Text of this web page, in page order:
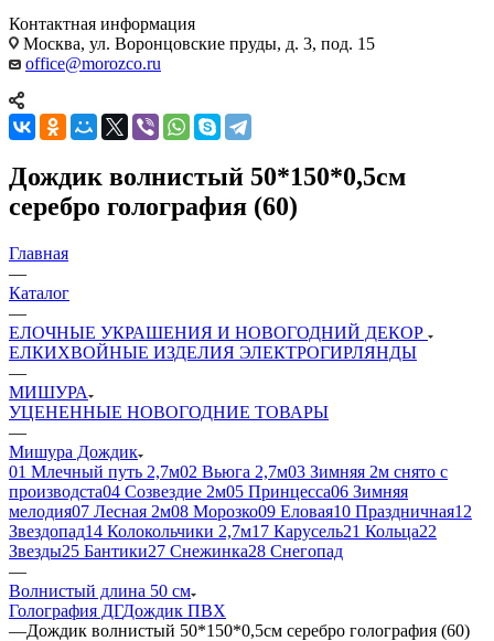
Контактная информация
Москва, ул. Воронцовские пруды, д. 3, под. 15
office@morozco.ru
Дождик волнистый 50*150*0,5см
серебро голография (60)
Главная
—
Каталог
—
ЕЛОЧНЫЕ УКРАШЕНИЯ И НОВОГОДНИЙ ДЕКОР
ЕЛКИХВОЙНЫЕ ИЗДЕЛИЯ ЭЛЕКТРОГИРЛЯНДЫ
—
МИШУРА
УЦЕНЕННЫЕ НОВОГОДНИЕ ТОВАРЫ
—
Мишура Дождик
01 Млечный путь 2,7м02 Вьюга 2,7м03 Зимняя 2м снято с
производста04 Созвездие 2м05 Принцесса06 Зимняя
мелодия07 Лесная 2м08 Морозко09 Еловая10 Праздничная12
Звездопад14 Колокольчики 2,7м17 Карусель21 Кольца22
Звезды25 Бантики27 Снежинка28 Снегопад
—
Волнистый длина 50 см
Голография ДГДождик ПВХ
—Дождик волнистый 50*150*0,5см серебро голография (60)